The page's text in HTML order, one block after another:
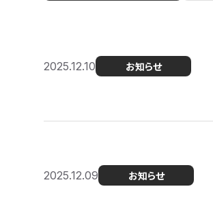
2025.12.10 お知らせ
2025.12.09 お知らせ